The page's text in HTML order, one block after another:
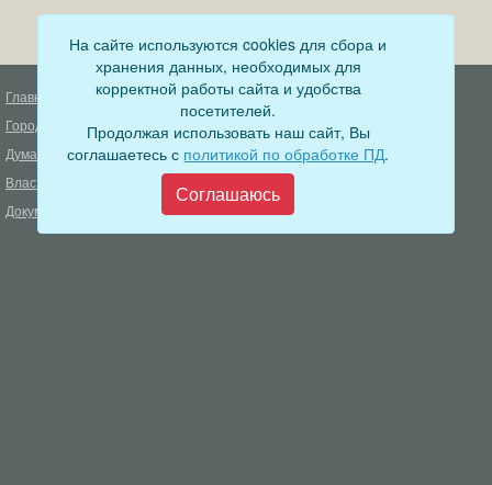
Главная
Город
Дума
Власть
Документы
ОФИЦИАЛЬНЫЙ ВЕСТНИК
Деятельность прокуратуры
Муниципальный контроль
Меры пожарной безопасности
Формирование комфортной
городской среды
На сайте используются cookies для сбора и
хранения данных, необходимых для
корректной работы сайта и удобства
посетителей.
Продолжая использовать наш сайт, Вы
соглашаетесь с политикой по обработке ПД.
Соглашаюсь